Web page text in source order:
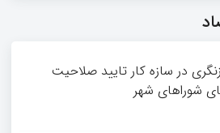
در سازه کار تایید صلاحیت
شوراهای شهر